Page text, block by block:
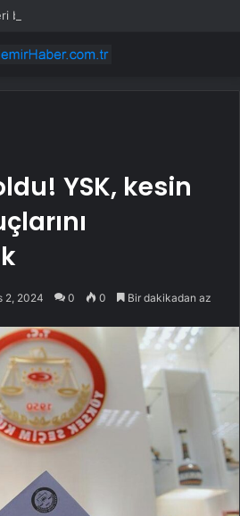
bugün neden yükseliyor?
YSK, kesin
2, 2024 0 0 Bir dakikadan az